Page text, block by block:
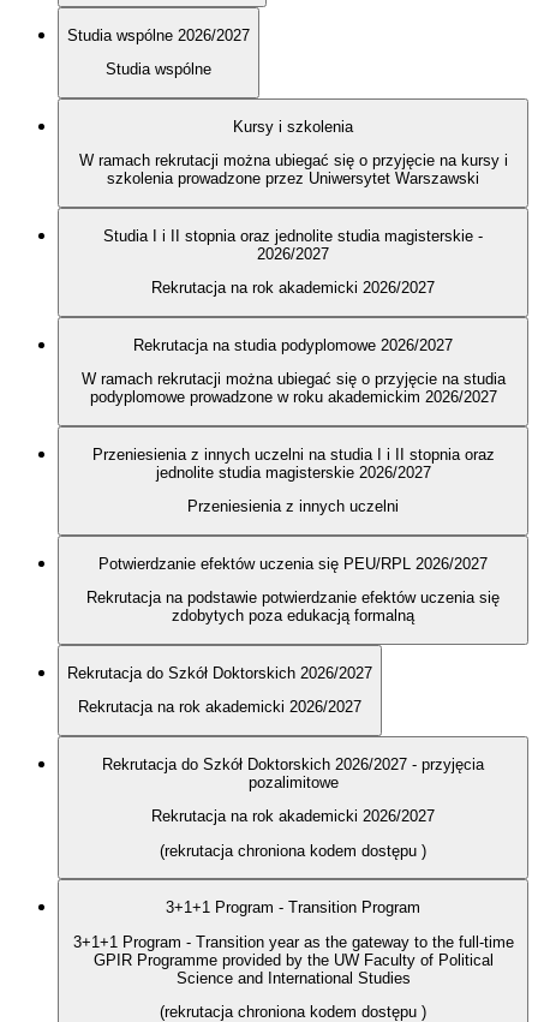
Studia wspólne 2026/2027
Studia wspólne
Kursy i szkolenia
W ramach rekrutacji można ubiegać się o przyjęcie na kursy i
szkolenia prowadzone przez Uniwersytet Warszawski
Studia I i II stopnia oraz jednolite studia magisterskie -
2026/2027
Rekrutacja na rok akademicki 2026/2027
Rekrutacja na studia podyplomowe 2026/2027
W ramach rekrutacji można ubiegać się o przyjęcie na studia
podyplomowe prowadzone w roku akademickim 2026/2027
Przeniesienia z innych uczelni na studia I i II stopnia oraz
jednolite studia magisterskie 2026/2027
Przeniesienia z innych uczelni
Potwierdzanie efektów uczenia się PEU/RPL 2026/2027
Rekrutacja na podstawie potwierdzanie efektów uczenia się
zdobytych poza edukacją formalną
Rekrutacja do Szkół Doktorskich 2026/2027
Rekrutacja na rok akademicki 2026/2027
Rekrutacja do Szkół Doktorskich 2026/2027 - przyjęcia
pozalimitowe
Rekrutacja na rok akademicki 2026/2027
(rekrutacja chroniona kodem dostępu )
3+1+1 Program - Transition Program
3+1+1 Program - Transition year as the gateway to the full-time
GPIR Programme provided by the UW Faculty of Political
Science and International Studies
(rekrutacja chroniona kodem dostępu )